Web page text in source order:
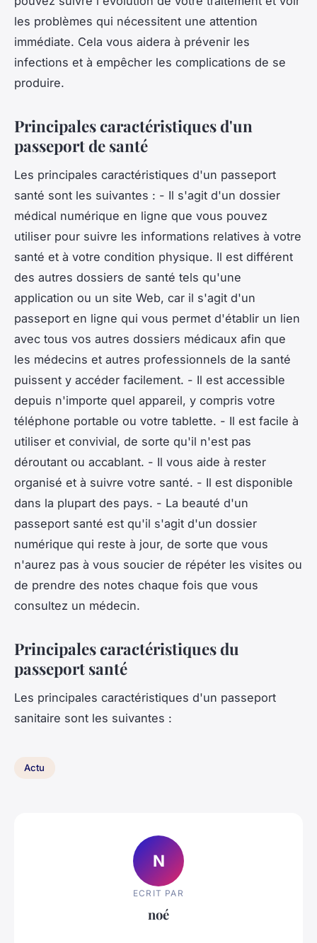
les problèmes qui nécessitent une attention
immédiate. Cela vous aidera à prévenir les
infections et à empêcher les complications de se
produire.
Principales caractéristiques d'un
passeport de santé
Les principales caractéristiques d'un passeport
santé sont les suivantes : - Il s'agit d'un dossier
médical numérique en ligne que vous pouvez
utiliser pour suivre les informations relatives à votre
santé et à votre condition physique. Il est différent
des autres dossiers de santé tels qu'une
application ou un site Web, car il s'agit d'un
passeport en ligne qui vous permet d'établir un lien
avec tous vos autres dossiers médicaux afin que
les médecins et autres professionnels de la santé
puissent y accéder facilement. - Il est accessible
depuis n'importe quel appareil, y compris votre
téléphone portable ou votre tablette. - Il est facile à
utiliser et convivial, de sorte qu'il n'est pas
déroutant ou accablant. - Il vous aide à rester
organisé et à suivre votre santé. - Il est disponible
dans la plupart des pays. - La beauté d'un
passeport santé est qu'il s'agit d'un dossier
numérique qui reste à jour, de sorte que vous
n'aurez pas à vous soucier de répéter les visites ou
de prendre des notes chaque fois que vous
consultez un médecin.
Principales caractéristiques du
passeport santé
Les principales caractéristiques d'un passeport
sanitaire sont les suivantes :
Actu
N
ECRIT PAR
noé